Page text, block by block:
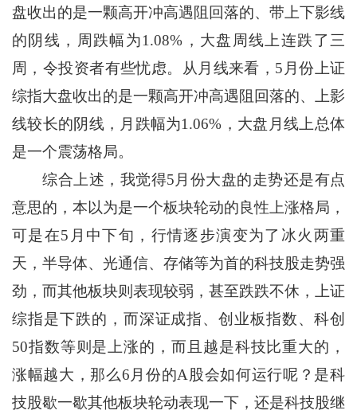
盘收出的是一颗高开冲高遇阻回落的、带上下影线
的阴线，周跌幅为1.08%，大盘周线上连跌了三
周，令投资者有些忧虑。从月线来看，5月份上证
综指大盘收出的是一颗高开冲高遇阻回落的、上影
线较长的阴线，月跌幅为1.06%，大盘月线上总体
是一个震荡格局。
综合上述，我觉得5月份大盘的走势还是有点
意思的，本以为是一个板块轮动的良性上涨格局，
可是在5月中下旬，行情逐步演变为了冰火两重
天，半导体、光通信、存储等为首的科技股走势强
劲，而其他板块则表现较弱，甚至跌跌不休，上证
综指是下跌的，而深证成指、创业板指数、科创
50指数等则是上涨的，而且越是科技比重大的，
涨幅越大，那么6月份的A股会如何运行呢？是科
技股歇一歇其他板块轮动表现一下，还是科技股继